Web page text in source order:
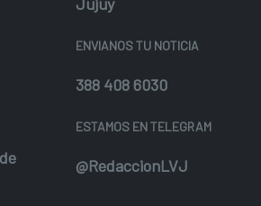
ENVIANOS TU NOTICIA
388 408 6030
ESTAMOS EN TELEGRAM
@RedaccionLVJ